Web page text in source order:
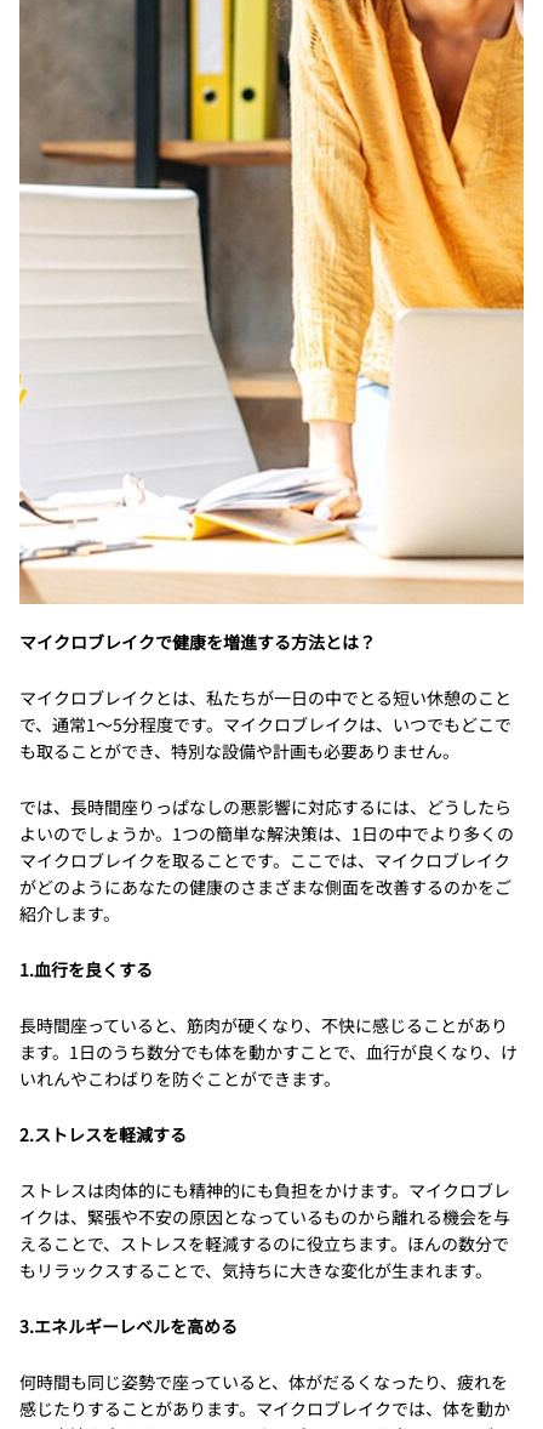
マイクロブレイクで健康を増進する方法とは？
マイクロブレイクとは、私たちが一日の中でとる短い休憩のこと
で、通常1～5分程度です。マイクロブレイクは、いつでもどこで
も取ることができ、特別な設備や計画も必要ありません。
では、長時間座りっぱなしの悪影響に対応するには、どうしたら
よいのでしょうか。1つの簡単な解決策は、1日の中でより多くの
マイクロブレイクを取ることです。ここでは、マイクロブレイク
がどのようにあなたの健康のさまざまな側面を改善するのかをご
紹介します。
1.血行を良くする
長時間座っていると、筋肉が硬くなり、不快に感じることがあり
ます。1日のうち数分でも体を動かすことで、血行が良くなり、け
いれんやこわばりを防ぐことができます。
2.ストレスを軽減する
ストレスは肉体的にも精神的にも負担をかけます。マイクロブレ
イクは、緊張や不安の原因となっているものから離れる機会を与
えることで、ストレスを軽減するのに役立ちます。ほんの数分で
もリラックスすることで、気持ちに大きな変化が生まれます。
3.エネルギーレベルを高める
何時間も同じ姿勢で座っていると、体がだるくなったり、疲れを
感じたりすることがあります。マイクロブレイクでは、体を動か